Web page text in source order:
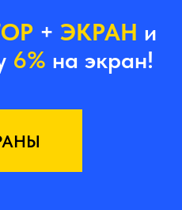
+ ЭКРАН и
6% на экран!